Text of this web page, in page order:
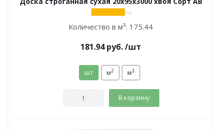
( 1 )
Количество в м³: 175.44
181.94руб./шт
шт м2 м3
В корзину